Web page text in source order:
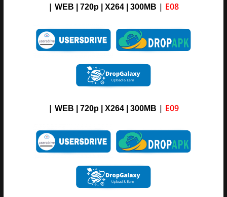
| WEB | 720p | X264 | 300M B | E08
| WEB | 720p | X264 | 300M B | E09